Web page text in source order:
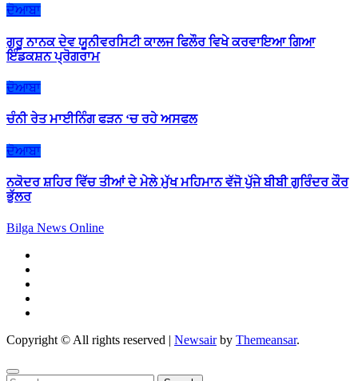
ਦੋਆਬਾ
ਗੁਰੂ ਨਾਨਕ ਦੇਵ ਯੂਨੀਵਰਸਿਟੀ ਕਾਲਜ ਫਿਲੌਰ ਵਿਖੇ ਕਰਵਾਇਆ ਗਿਆ
ਇੰਡਕਸ਼ਨ ਪ੍ਰੋਗਰਾਮ
ਦੋਆਬਾ
ਚੰਨੀ ਰੇਤ ਮਾਈਨਿੰਗ ਫੜਨ ‘ਚ ਰਹੇ ਅਸਫਲ
ਦੋਆਬਾ
ਨਕੋਦਰ ਸ਼ਹਿਰ ਵਿੱਚ ਤੀਆਂ ਦੇ ਮੇਲੇ ਮੁੱਖ ਮਹਿਮਾਨ ਵੱਜੋ ਪੁੱਜੇ ਬੀਬੀ ਗੁਰਿੰਦਰ ਕੌਰ
ਭੁੱਲਰ
Bilga News Online
Copyright © All rights reserved | Newsairby Themeansar.